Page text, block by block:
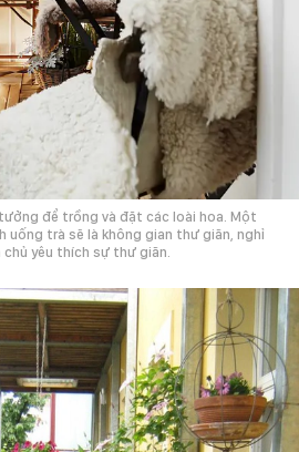
để trồng và đặt các loài hoa. Một
uống trà sẽ là không gian thư giãn, nghỉ
yêu thích sự thư giãn.